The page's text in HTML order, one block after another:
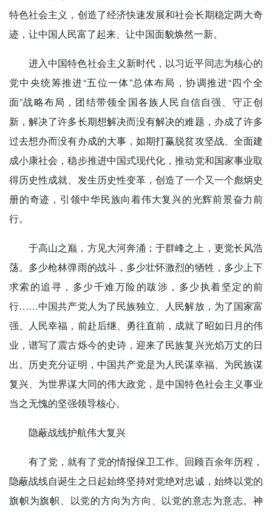
特色社会主义，创造了经济快速发展和社会长期稳定两大奇
迹，让中国人民富了起来、让中国面貌焕然一新。
进入中国特色社会主义新时代，以习近平同志为核心的
党中央统筹推进“五位一体”总体布局，协调推进“四个全
面”战略布局，团结带领全国各族人民自信自强、守正创
新，解决了许多长期想解决而没有解决的难题，办成了许多
过去想办而没有办成的大事，如期打赢脱贫攻坚战、全面建
成小康社会，稳步推进中国式现代化，推动党和国家事业取
得历史性成就、发生历史性变革，创造了一个又一个彪炳史
册的奇迹，引领中华民族向着伟大复兴的光辉前景奋力前
行。
于高山之巅，方见大河奔涌；于群峰之上，更觉长风浩
荡。多少枪林弹雨的战斗，多少壮怀激烈的牺牲，多少上下
求索的追寻，多少千难万险的跋涉，多少执着坚定的前
行……中国共产党人为了民族独立、人民解放，为了国家富
强、人民幸福，前赴后继、勇往直前，成就了昭如日月的伟
业，谱写了震古烁今的史诗，迎来了民族复兴光焰万丈的日
出。历史充分证明，中国共产党是为人民谋幸福、为民族谋
复兴、为世界谋大同的伟大政党，是中国特色社会主义事业
当之无愧的坚强领导核心。
隐蔽战线护航伟大复兴
有了党，就有了党的情报保卫工作。回顾百余年历程，
隐蔽战线自诞生之日起始终坚持对党绝对忠诚，始终以党的
旗帜为旗帜、以党的方向为方向、以党的意志为意志。神